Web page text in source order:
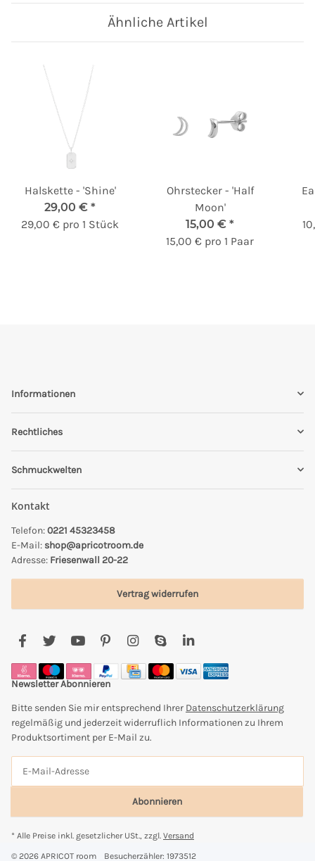
Ähnliche Artikel
Halskette - 'Shine'
29,00 € *
29,00 € pro 1 Stück
Ohrstecker - 'Half
Moon'
15,00 € *
15,00 € pro 1 Paar
Informationen
Rechtliches
Schmuckwelten
Kontakt
Telefon:0221 45323458
E-Mail: shop@apricotroom.de
Adresse: Friesenwall 20-22
Vertrag widerrufen
Newsletter Abonnieren
Bitte senden Sie mir entsprechend Ihrer Datenschutzerklärung
regelmäßig und jederzeit widerruflich Informationen zu Ihrem
Produktsortiment per E-Mail zu.
Abonnieren
* Alle Preise inkl. gesetzlicher USt., zzgl. Versand
© 2026 APRICOT room Besucherzähler: 1973512